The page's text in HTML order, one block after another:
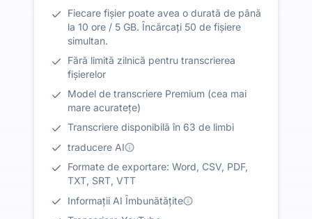
Fiecare fișier poate avea o durată de până
la 10 ore / 5 GB. Încărcați 50 de fișiere
simultan.
Fără limită zilnică pentru transcrierea
fișierelor
Model de transcriere Premium (cea mai
mare acuratețe)
Transcriere disponibilă în 63 de limbi
traducere AI
Formate de exportare: Word, CSV, PDF,
TXT, SRT, VTT
Informații AI Îmbunătățite